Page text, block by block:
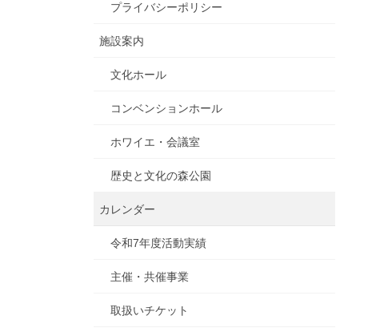
プライバシーポリシー
施設案内
文化ホール
コンベンションホール
ホワイエ・会議室
歴史と文化の森公園
カレンダー
令和7年度活動実績
主催・共催事業
取扱いチケット